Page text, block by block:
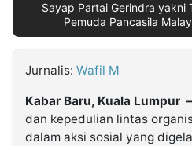
Kabarbaru.co
Sayap Partai Gerindra yakni
Pemuda Pancasila
Jurnalis: Wafil M
Kabar Baru, Kuala Lumpur –
dan kepedulian lintas
dalam aksi sosial yang